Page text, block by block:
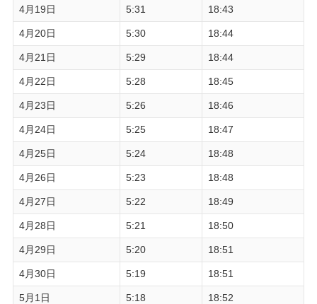
4月19日 5:31 18:43
4月20日 5:30 18:44
4月21日 5:29 18:44
4月22日 5:28 18:45
4月23日 5:26 18:46
4月24日 5:25 18:47
4月25日 5:24 18:48
4月26日 5:23 18:48
4月27日 5:22 18:49
4月28日 5:21 18:50
4月29日 5:20 18:51
4月30日 5:19 18:51
5月1日 5:18 18:52